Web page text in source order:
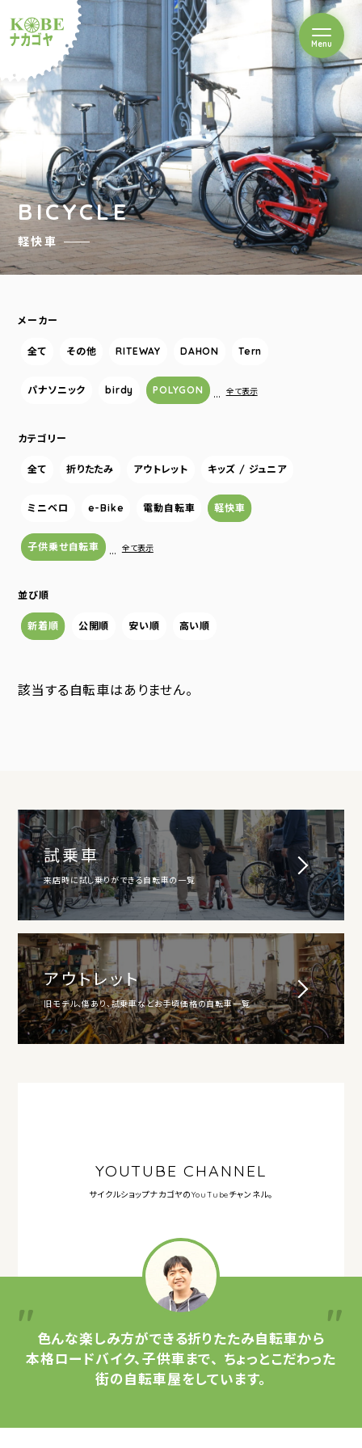
ルショップナカゴヤ
Menuを開閉
BICYCLE
軽快車
メーカー
全て その他 RITEWAY DAHON Tern
パナソニック birdy POLYGON … 全て表示
カテゴリー
全て 折りたたみ アウトレット キッズ / ジュニア
ミニベロ e-Bike 電動自転車 軽快車
子供乗せ自転車 … 全て表示
並び順
新着順 公開順 安い順 高い順
該当する自転車はありません。
試乗車
来店時に試し乗りができる自転車の一覧
アウトレット
旧モデル、傷あり、試乗車などお手頃価格の自転車一覧
YOUTUBE CHANNEL
サイクルショップナカゴヤのYouTubeチャンネル。
色んな楽しみ方ができる折りたたみ自転車から
本格ロードバイク、子供車まで、 ちょっとこだわった
街の自転車屋をしています。